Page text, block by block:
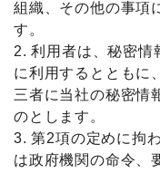
組織、その他の事項
す。
2. 利用者は、秘密情
に利用するとともに
三者に当社の秘密情
のとします。
3. 第2項の定めに拘
は政府機関の命令、